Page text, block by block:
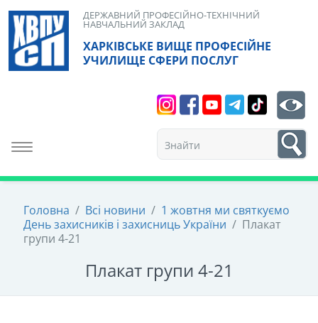
Skip
content
ХАРКІВСЬКЕ ВИЩЕ ПРОФЕСІЙНЕ
УЧИЛИЩЕ СФЕРИ ПОСЛУГ
ДЕРЖАВНИЙ ПРОФЕСІЙНО-ТЕХНІЧНИЙ
НАВЧАЛЬНИЙ ЗАКЛАД
Toggle navigation
1
Головна / Всі новини / 1 жовтня ми святкуємо
День захисників і захисниць України / Плакат
групи 4-21
Плакат групи 4-21